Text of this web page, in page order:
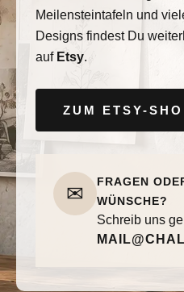
Meilensteintafeln und
Designs findest Du
auf Etsy.
ZUM ETSY-
✉
FRAGEN
WÜNSCHE?
Schreib uns